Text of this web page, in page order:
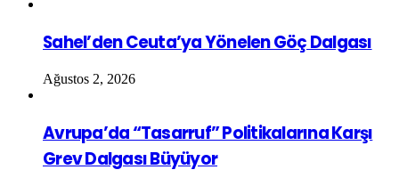
Sahel’den Ceuta’ya Yönelen Göç Dalgası
Ağustos 2, 2026
Avrupa’da “Tasarruf” Politikalarına Karşı
Grev Dalgası Büyüyor